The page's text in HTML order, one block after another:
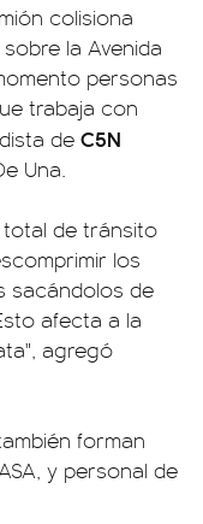
colisiona
la Avenida
personas
trabaja con
de C5N
Una.
de tránsito
los
sacándolos de
afecta a la
agregó
forman
y personal de